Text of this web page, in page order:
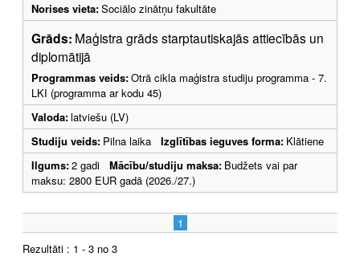
Norises vieta:Sociālo zinātņu fakultāte
Grāds: Maģistra grāds starptautiskajās attiecībās un
diplomātijā
Programmas veids:Otrā cikla maģistra studiju programma - 7.
LKI (programma ar kodu 45)
Valoda:latviešu (LV)
Studiju veids: Pilna laika Izglītības ieguves forma: Klātiene
Ilgums:2 gadi Mācību/studiju maksa: Budžets vai par
maksu: 2800 EUR gadā (2026./27.)
1
Rezultāti : 1 - 3 no 3